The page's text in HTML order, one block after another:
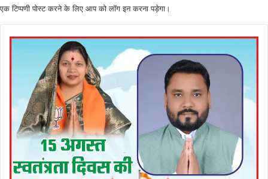
एक टिप्पणी पोस्ट करने के लिए आप कोलॉग इनकरना पड़ेगा।